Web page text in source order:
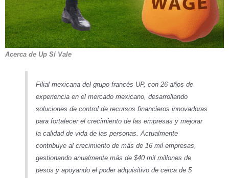
Acerca de Up Sí Vale
Filial mexicana del grupo francés UP, con 26 años de
experiencia en el mercado mexicano, desarrollando
soluciones de control de recursos financieros innovadoras
para fortalecer el crecimiento de las empresas y mejorar
la calidad de vida de las personas. Actualmente
contribuye al crecimiento de más de 16 mil empresas,
gestionando anualmente más de $40 mil millones de
pesos y apoyando el poder adquisitivo de cerca de 5